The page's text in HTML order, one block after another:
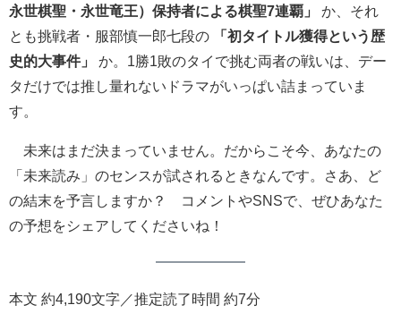
永世棋聖・永世竜王）保持者による棋聖7連覇」
か、それ
とも挑戦者・服部慎一郎七段の
「初タイトル獲得という歴
史的大事件」
か。1勝1敗のタイで挑む両者の戦いは、デー
タだけでは推し量れないドラマがいっぱい詰まっていま
す。
未来はまだ決まっていません。だからこそ今、あなたの
「未来読み」のセンスが試されるときなんです。さあ、ど
の結末を予言しますか？ コメントやSNSで、ぜひあなた
の予想をシェアしてくださいね！
本文 約4,190文字／推定読了時間 約7分